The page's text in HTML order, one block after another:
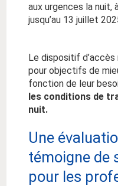
aux urgences la nuit,
jusqu’au 13 juillet
Le dispositif
pour objectifs de
fonction de leur
les conditions de
nuit.
Une
témoigne de
pour les